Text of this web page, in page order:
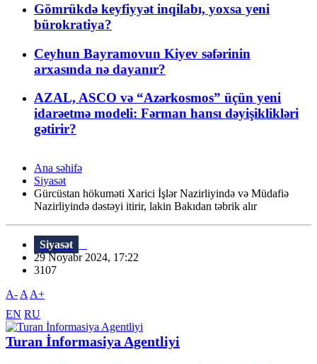
Gömrükdə keyfiyyət inqilabı, yoxsa yeni
bürokratiya?
Ceyhun Bayramovun Kiyev səfərinin
arxasında nə dayanır?
AZAL, ASCO və “Azərkosmos” üçün yeni
idarəetmə modeli: Fərman hansı dəyişiklikləri
gətirir?
Ana səhifə
Siyasət
Gürcüstan hökuməti Xarici İşlər Nazirliyində və Müdafiə
Nazirliyində dəstəyi itirir, lakin Bakıdan təbrik alır
Siyasət
29 Noyabr 2024, 17:22
3107
A- A A+
EN RU
Turan İnformasiya Agentliyi